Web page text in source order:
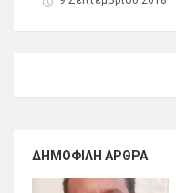
ΔΗΜΟΦΙΛΉ ΆΡΘΡΑ